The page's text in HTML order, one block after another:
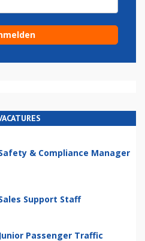
& Compliance Manager
Support Staff
Junior Passenger Traffic